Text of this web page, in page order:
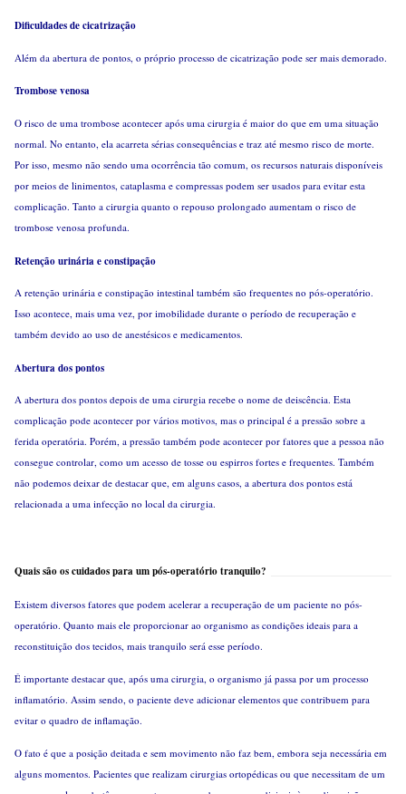
Dificuldades de cicatrização
Além da abertura de pontos, o próprio processo de cicatrização pode ser mais demorado.
Trombose venosa
O risco de uma trombose acontecer após uma cirurgia é maior do que em uma situação
normal. No entanto, ela acarreta sérias consequências e traz até mesmo risco de morte.
Por isso, mesmo não sendo uma ocorrência tão comum, os recursos naturais disponíveis
por meios de linimentos, cataplasma e compressas podem ser usados para evitar esta
complicação. Tanto a cirurgia quanto o repouso prolongado aumentam o risco de
trombose venosa profunda.
Retenção urinária e constipação
A retenção urinária e constipação intestinal também são frequentes no pós-operatório.
Isso acontece, mais uma vez, por imobilidade durante o período de recuperação e
também devido ao uso de anestésicos e medicamentos.
Abertura dos pontos
A abertura dos pontos depois de uma cirurgia recebe o nome de deiscência. Esta
complicação pode acontecer por vários motivos, mas o principal é a pressão sobre a
ferida operatória. Porém, a pressão também pode acontecer por fatores que a pessoa não
consegue controlar, como um acesso de tosse ou espirros fortes e frequentes. Também
não podemos deixar de destacar que, em alguns casos, a abertura dos pontos está
relacionada a uma infecção no local da cirurgia.
Quais são os cuidados para um pós-operatório tranquilo?
Existem diversos fatores que podem acelerar a recuperação de um paciente no pós-
operatório. Quanto mais ele proporcionar ao organismo as condições ideais para a
reconstituição dos tecidos, mais tranquilo será esse período.
É importante destacar que, após uma cirurgia, o organismo já passa por um processo
inflamatório. Assim sendo, o paciente deve adicionar elementos que contribuem para
evitar o quadro de inflamação.
O fato é que a posição deitada e sem movimento não faz bem, embora seja necessária em
alguns momentos. Pacientes que realizam cirurgias ortopédicas ou que necessitam de um